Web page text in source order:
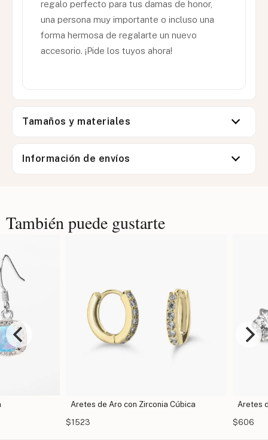
regalo perfecto para tus damas de honor,
una persona muy importante o incluso una
forma hermosa de regalarte un nuevo
accesorio. ¡Pide los tuyos ahora!
Tamaños y materiales
Información de envíos
También puede gustarte
Aretes de
$606
Aretes de Aro con Zirconia Cúbica
$1523